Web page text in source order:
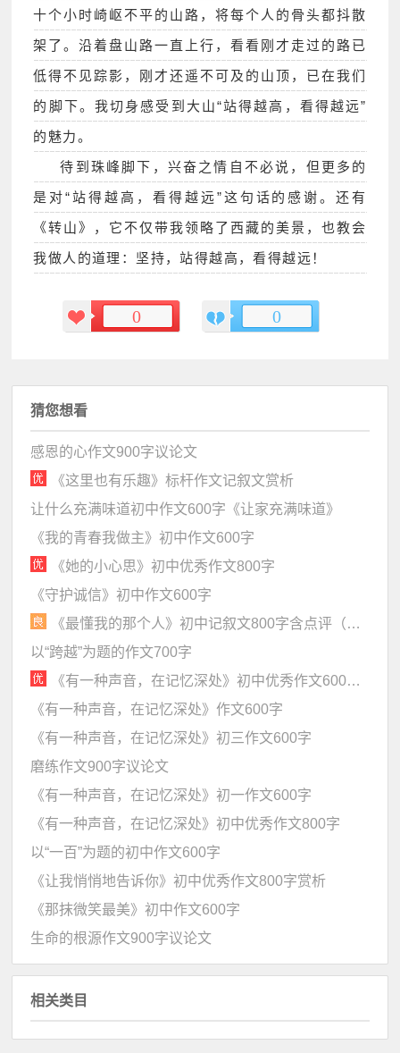
十个小时崎岖不平的山路，将每个人的骨头都抖散
架了。沿着盘山路一直上行，看看刚才走过的路已
低得不见踪影，刚才还遥不可及的山顶，已在我们
的脚下。我切身感受到大山“站得越高，看得越远”
的魅力。
待到珠峰脚下，兴奋之情自不必说，但更多的
是对“站得越高，看得越远”这句话的感谢。还有
《转山》，它不仅带我领略了西藏的美景，也教会
我做人的道理：坚持，站得越高，看得越远！
0 0
猜您想看
感恩的心作文900字议论文
《这里也有乐趣》标杆作文记叙文赏析
让什么充满味道初中作文600字《让家充满味道》
《我的青春我做主》初中作文600字
《她的小心思》初中优秀作文800字
《守护诚信》初中作文600字
《最懂我的那个人》初中记叙文800字含点评（对话精彩，生活味浓）
以“跨越”为题的作文700字
《有一种声音，在记忆深处》初中优秀作文600字赏析
《有一种声音，在记忆深处》作文600字
《有一种声音，在记忆深处》初三作文600字
磨练作文900字议论文
《有一种声音，在记忆深处》初一作文600字
《有一种声音，在记忆深处》初中优秀作文800字
以“一百”为题的初中作文600字
《让我悄悄地告诉你》初中优秀作文800字赏析
《那抹微笑最美》初中作文600字
生命的根源作文900字议论文
相关类目